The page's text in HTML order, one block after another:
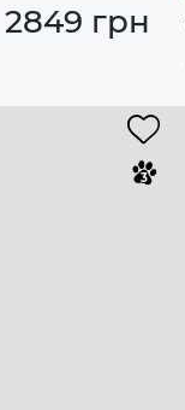
2849 грн